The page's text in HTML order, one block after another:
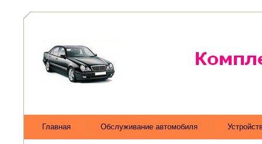
Главная Обслуживание автомобиля